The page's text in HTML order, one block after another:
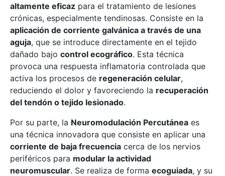
altamente eficaz para el tratamiento de lesiones
crónicas, especialmente tendinosas. Consiste en la
aplicación de corriente galvánica a través de una
aguja, que se introduce directamente en el tejido
dañado bajo control ecográfico. Esta técnica
provoca una respuesta inflamatoria controlada que
activa los procesos de regeneración celular,
reduciendo el dolor y favoreciendo la recuperación
del tendón o tejido lesionado.
Por su parte, la Neuromodulación Percutánea es
una técnica innovadora que consiste en aplicar una
corriente de baja frecuencia cerca de los nervios
periféricos para modular la actividad
neuromuscular. Se realiza de forma ecoguiada, y su